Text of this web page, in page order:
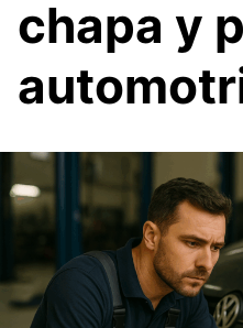
chapa y